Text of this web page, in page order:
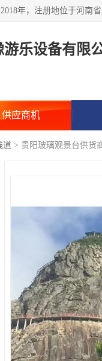
乐设备有限
供应商机
道 > 贵阳玻璃观景台供货